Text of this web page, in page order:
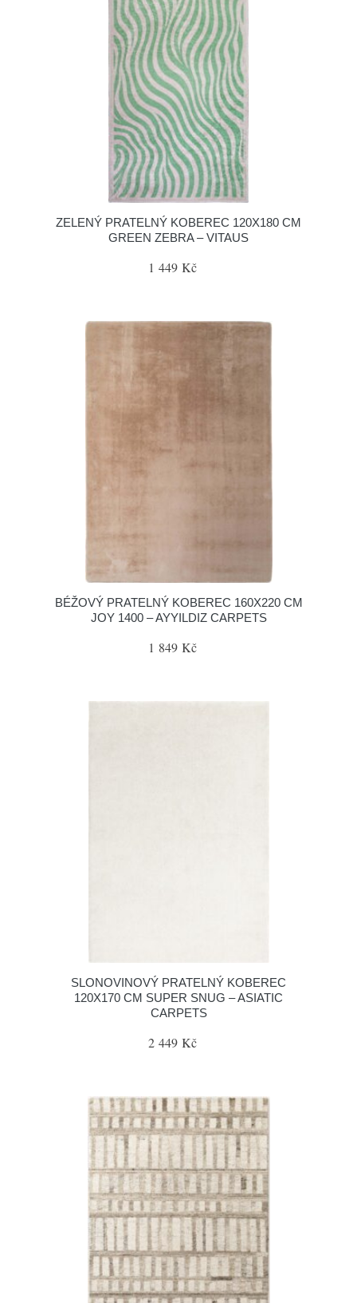
ZELENÝ PRATELNÝ KOBEREC 120X180 CM
GREEN ZEBRA – VITAUS
1 449 Kč
BÉŽOVÝ PRATELNÝ KOBEREC 160X220 CM
JOY 1400 – AYYILDIZ CARPETS
1 849 Kč
SLONOVINOVÝ PRATELNÝ KOBEREC
120X170 CM SUPER SNUG – ASIATIC
CARPETS
2 449 Kč